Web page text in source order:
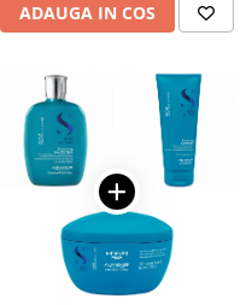
ADAUGA IN COS